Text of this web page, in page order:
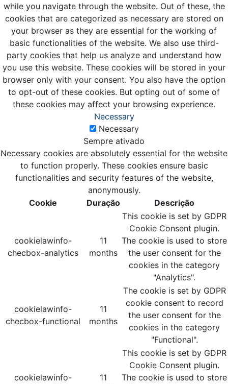
while you navigate through the website. Out of these, the
cookies that are categorized as necessary are stored on
your browser as they are essential for the working of
basic functionalities of the website. We also use third-
party cookies that help us analyze and understand how
you use this website. These cookies will be stored in your
browser only with your consent. You also have the option
to opt-out of these cookies. But opting out of some of
these cookies may affect your browsing experience.
Necessary
Necessary
Sempre ativado
Necessary cookies are absolutely essential for the website
to function properly. These cookies ensure basic
functionalities and security features of the website,
anonymously.
Cookie
Duração Descrição
cookielawinfo-
checbox-analytics
11
months
This cookie is set by GDPR
Cookie Consent plugin.
The cookie is used to store
the user consent for the
cookies in the category
"Analytics".
cookielawinfo-
checbox-functional
11
months
The cookie is set by GDPR
cookie consent to record
the user consent for the
cookies in the category
"Functional".
cookielawinfo-
11
This cookie is set by GDPR
Cookie Consent plugin.
The cookie is used to store